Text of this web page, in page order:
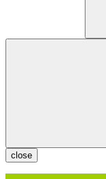
close